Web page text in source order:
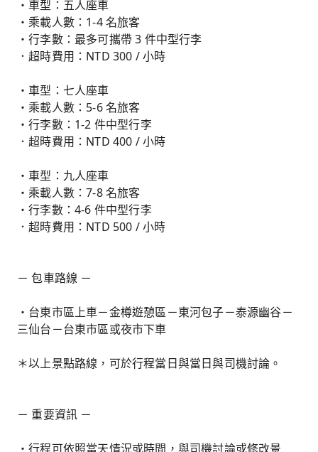
・車型：五人座車
・乘載人數：1-4 名旅客
・行李數：最多可攜帶 3 件中型行李
．超時費用：NTD 300 / 小時
・車型：七人座車
・乘載人數：5-6 名旅客
・行李數：1-2 件中型行李
．超時費用：NTD 400 / 小時
・車型：九人座車
・乘載人數：7-8 名旅客
・行李數：4-6 件中型行李
．超時費用：NTD 500 / 小時
－ 包車路線 －
・台東市區上車－金樽遊憩區－東河包子－泰源幽谷－
三仙台－台東市區或夜市下車
＊以上景點路線，可於行程當日與當日與司機討論。
－ 重要資訊 －
・行程可依照當天情況或時間，與司機討論或修改景